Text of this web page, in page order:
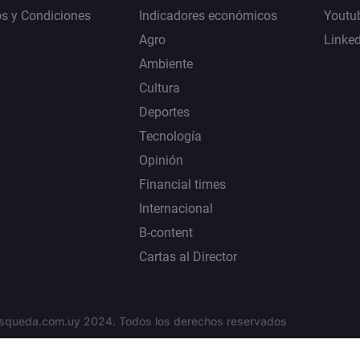
y Condiciones
Indicadores económicos
Agro
Ambiente
Cultura
Deportes
Tecnología
Opinión
Financial times
Internacional
B-content
Cartas al Director
2024. Todos los derechos reservados